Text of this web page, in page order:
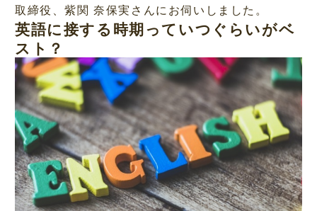
取締役、紫関 奈保実さんにお伺いしました。
英語に接する時期っていつぐらいがベ
スト？
M
u
t
e
/
L
o
a
d
d
:
5
4
.
2
3
%